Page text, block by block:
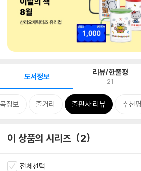
도서정보 리뷰/한줄평
21
정보 줄거리 출판사 리뷰 추천평
이 상품의 시리즈 2
전체선택